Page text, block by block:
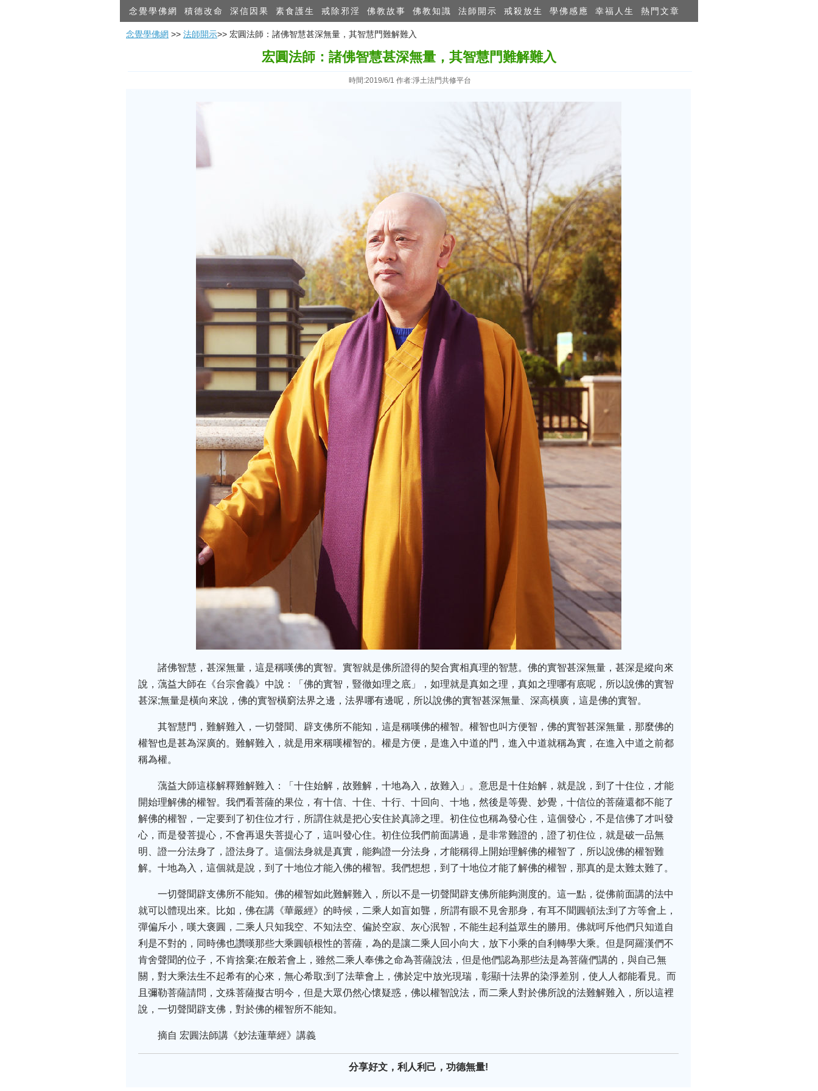
念覺學佛網 積德改命 深信因果 素食護生 戒除邪淫 佛教故事 佛教知識 法師開示 戒殺放生 學佛感應 幸福人生 熱門文章
念覺學佛網 >> 法師開示>> 宏圓法師：諸佛智慧甚深無量，其智慧門難解難入
宏圓法師：諸佛智慧甚深無量，其智慧門難解難入
時間:2019/6/1 作者:淨土法門共修平台
諸佛智慧，甚深無量，這是稱嘆佛的實智。實智就是佛所證得的契合實相真理的智慧。佛的實智甚深無量，甚深是縱向來
說，蕅益大師在《台宗會義》中說：「佛的實智，豎徹如理之底」，如理就是真如之理，真如之理哪有底呢，所以說佛的實智
甚深;無量是橫向來說，佛的實智橫窮法界之邊，法界哪有邊呢，所以說佛的實智甚深無量、深高橫廣，這是佛的實智。
其智慧門，難解難入，一切聲聞、辟支佛所不能知，這是稱嘆佛的權智。權智也叫方便智，佛的實智甚深無量，那麼佛的
權智也是甚為深廣的。難解難入，就是用來稱嘆權智的。權是方便，是進入中道的門，進入中道就稱為實，在進入中道之前都
稱為權。
蕅益大師這樣解釋難解難入：「十住始解，故難解，十地為入，故難入」。意思是十住始解，就是說，到了十住位，才能
開始理解佛的權智。我們看菩薩的果位，有十信、十住、十行、十回向、十地，然後是等覺、妙覺，十信位的菩薩還都不能了
解佛的權智，一定要到了初住位才行，所謂住就是把心安住於真諦之理。初住位也稱為發心住，這個發心，不是信佛了才叫發
心，而是發菩提心，不會再退失菩提心了，這叫發心住。初住位我們前面講過，是非常難證的，證了初住位，就是破一品無
明、證一分法身了，證法身了。這個法身就是真實，能夠證一分法身，才能稱得上開始理解佛的權智了，所以說佛的權智難
解。十地為入，這個就是說，到了十地位才能入佛的權智。我們想想，到了十地位才能了解佛的權智，那真的是太難太難了。
一切聲聞辟支佛所不能知。佛的權智如此難解難入，所以不是一切聲聞辟支佛所能夠測度的。這一點，從佛前面講的法中
就可以體現出來。比如，佛在講《華嚴經》的時候，二乘人如盲如聾，所謂有眼不見舍那身，有耳不聞圓頓法;到了方等會上，
彈偏斥小，嘆大褒圓，二乘人只知我空、不知法空、偏於空寂、灰心泯智，不能生起利益眾生的勝用。佛就呵斥他們只知道自
利是不對的，同時佛也讚嘆那些大乘圓頓根性的菩薩，為的是讓二乘人回小向大，放下小乘的自利轉學大乘。但是阿羅漢們不
肯舍聲聞的位子，不肯捨棄;在般若會上，雖然二乘人奉佛之命為菩薩說法，但是他們認為那些法是為菩薩們講的，與自己無
關，對大乘法生不起希有的心來，無心希取;到了法華會上，佛於定中放光現瑞，彰顯十法界的染淨差別，使人人都能看見。而
且彌勒菩薩請問，文殊菩薩擬古明今，但是大眾仍然心懷疑惑，佛以權智說法，而二乘人對於佛所說的法難解難入，所以這裡
說，一切聲聞辟支佛，對於佛的權智所不能知。
摘自 宏圓法師講《妙法蓮華經》講義
分享好文，利人利己，功德無量!